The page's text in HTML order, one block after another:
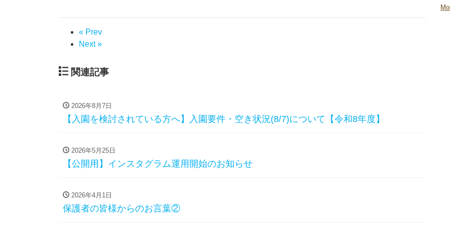
« Prev
Next »
関連記事
2026年8月7日
【入園を検討されている方へ】入園要件・空き状況(8/7)について【令和8年度】
2026年5月25日
【公開用】インスタグラム運用開始のお知らせ
2026年4月1日
保護者の皆様からのお言葉②